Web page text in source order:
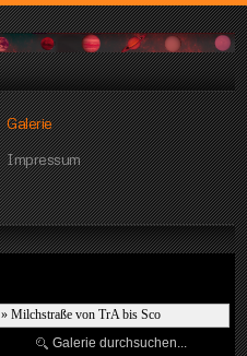
Galerie
Impressum
» Milchstraße von TrA bis Sco